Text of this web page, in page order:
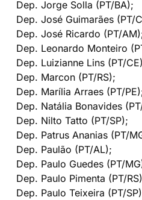
Dep. Jorge Solla (PT/BA);
Dep. José Guimarães (PT/
Dep. José Ricardo (PT/
Dep. Leonardo Monteiro
Dep. Luizianne Lins (PT/
Dep. Marcon (PT/RS);
Dep. Marília Arraes (PT/
Dep. Natália Bonavides
Dep. Nilto Tatto (PT/SP);
Dep. Patrus Ananias (PT/
Dep. Paulão (PT/AL);
Dep. Paulo Guedes (PT/
Dep. Paulo Pimenta (PT/
Dep. Paulo Teixeira (PT/